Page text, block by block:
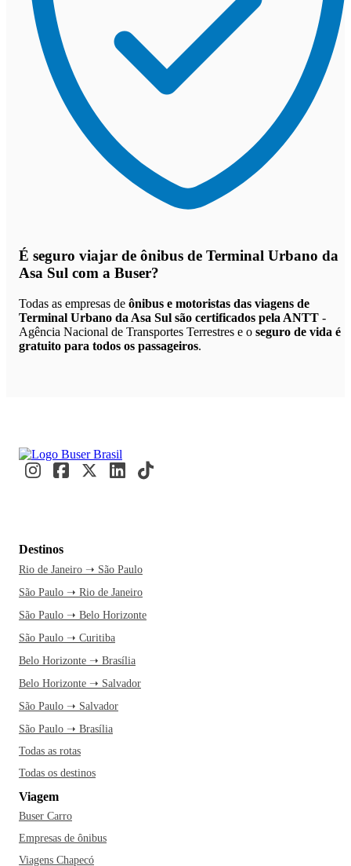
É seguro viajar de ônibus de Terminal Urbano da
Asa Sul com a Buser?
Todas as empresas de ônibus e motoristas das viagens de
Terminal Urbano da Asa Sul são certificados pela ANTT -
Agência Nacional de Transportes Terrestres e o seguro de vida é
gratuito para todos os passageiros.
Destinos
Rio de Janeiro ➝ São Paulo
São Paulo ➝ Rio de Janeiro
São Paulo ➝ Belo Horizonte
São Paulo ➝ Curitiba
Belo Horizonte ➝ Brasília
Belo Horizonte ➝ Salvador
São Paulo ➝ Salvador
São Paulo ➝ Brasília
Todas as rotas
Todas os destinos
Viagem
Buser Carro
Empresas de ônibus
Viagens Chapecó